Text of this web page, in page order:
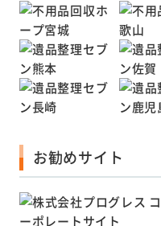
お勧めサイト